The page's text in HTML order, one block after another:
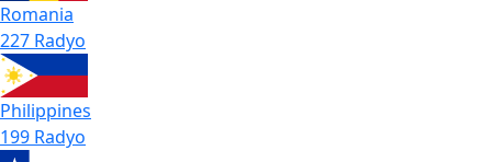
Romania
227 Radyo
Philippines
199 Radyo